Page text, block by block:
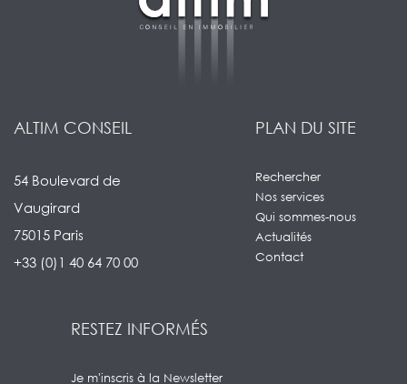
ALTIM CONSEIL
54 Boulevard de
Vaugirard
75015 Paris
+33 (0)1 40 64 70 00
PLAN DU SITE
Rechercher
Nos services
Qui sommes-nous
Actualités
Contact
RESTEZ INFORMÉS
Je m'inscris à la Newsletter